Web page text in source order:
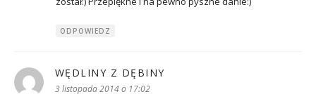
ODPOWIEDZ
WĘDLINY Z DĘBINY
3 listopada 2014 o 17:02